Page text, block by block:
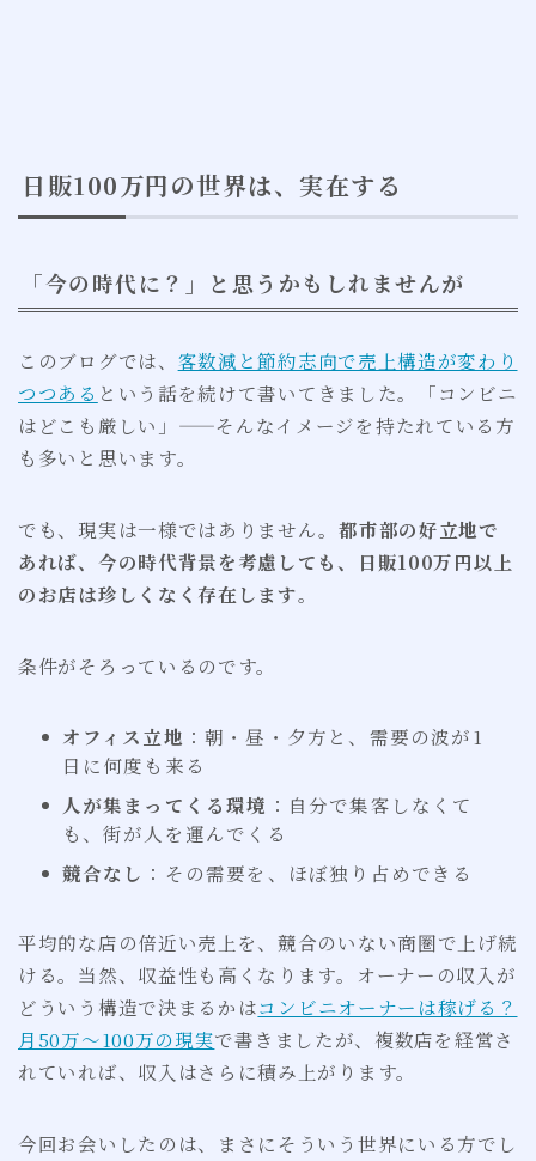
日販100万円の世界は、実在する
「今の時代に？」と思うかもしれませんが
このブログでは、 客数減と節約志向で売上構造が変わり
つつある という話を続けて書いてきました。「コンビニ
はどこも厳しい」——そんなイメージを持たれている方
も多いと思います。
でも、現実は一様ではありません。都市部の好立地で
あれば、今の時代背景を考慮しても、日販100万円以上
のお店は珍しくなく存在します。
条件がそろっているのです。
オフィス立地 ：朝・昼・夕方と、需要の波が1
日に何度も来る
人が集まってくる環境 ：自分で集客しなくて
も、街が人を運んでくる
競合なし ：その需要を、ほぼ独り占めできる
平均的な店の倍近い売上を、競合のいない商圏で上げ続
ける。当然、収益性も高くなります。オーナーの収入が
どういう構造で決まるかはコンビニオーナーは稼げる？
月50万〜100万の現実で書きましたが、複数店を経営さ
れていれば、収入はさらに積み上がります。
今回お会いしたのは、まさにそういう世界にいる方でし